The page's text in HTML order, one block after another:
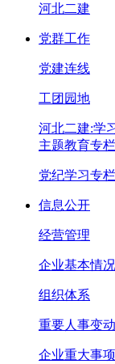
河北二建
党群工作
党建连线
工团园地
河北二建:学
主题教育专栏
党纪学习专栏
信息公开
经营管理
企业基本情况
组织体系
重要人事变动
企业重大事项